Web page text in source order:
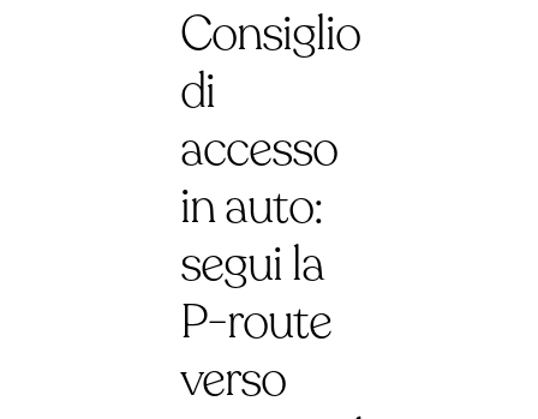
Consiglio
di
accesso
in auto:
segui la
P-route
verso